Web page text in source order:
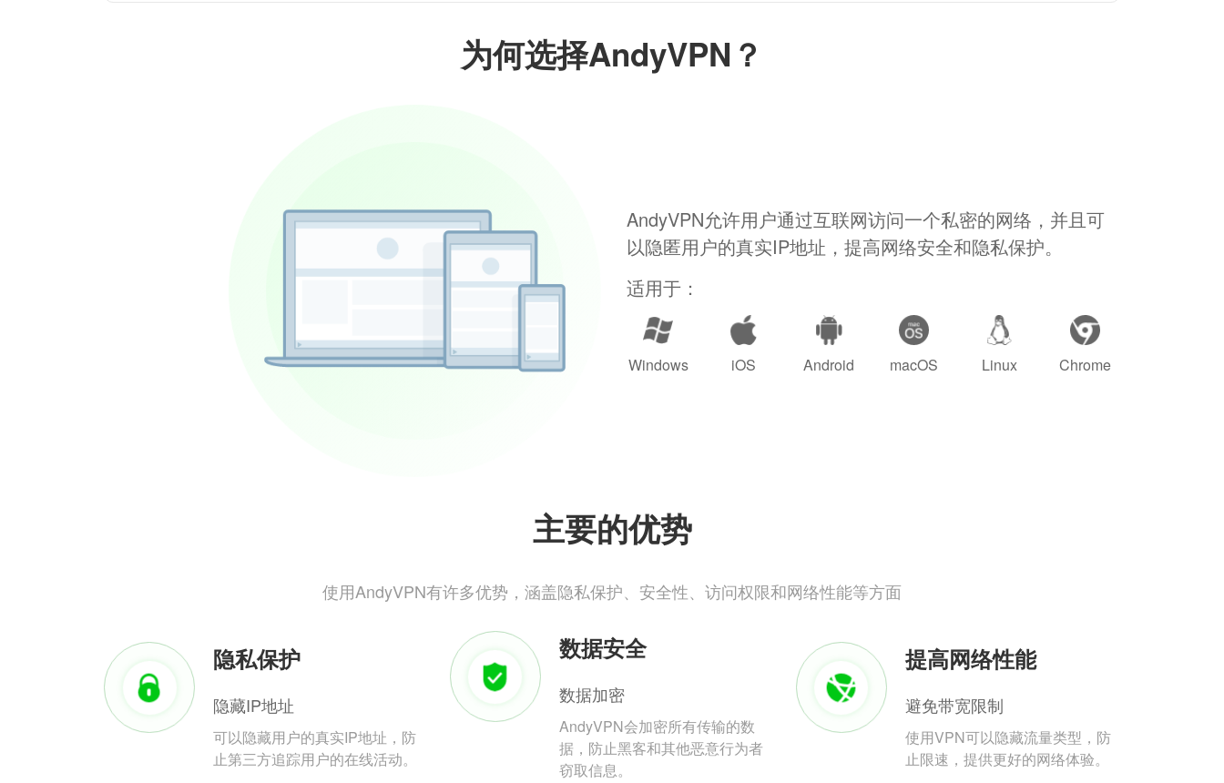
为何选择AndyVPN？
AndyVPN允许用户通过互联网访问一个私密的网络，并且可
以隐匿用户的真实IP地址，提高网络安全和隐私保护。
适用于：
Windows iOS Android macOS Linux Chrome
主要的优势
使用AndyVPN有许多优势，涵盖隐私保护、安全性、访问权限和网络性能等方面
隐私保护
隐藏IP地址
可以隐藏用户的真实IP地址，防
止第三方追踪用户的在线活动。
数据安全
数据加密
AndyVPN会加密所有传输的数
据，防止黑客和其他恶意行为者
窃取信息。
提高网络性能
避免带宽限制
使用VPN可以隐藏流量类型，防
止限速，提供更好的网络体验。